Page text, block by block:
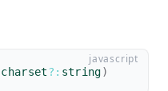
charset? : string)